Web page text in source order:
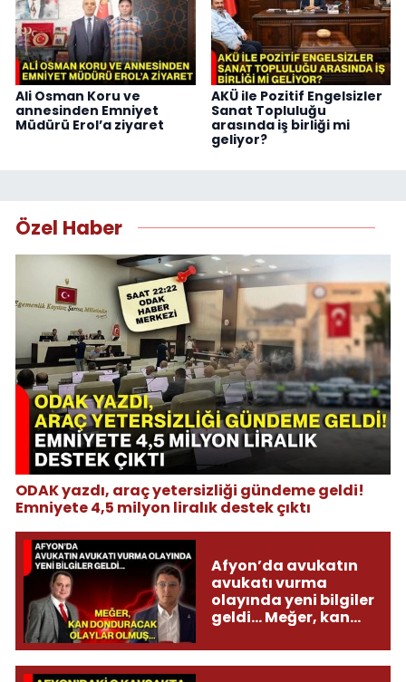
Ali Osman Koru ve
annesinden Emniyet
Müdürü Erol’a ziyaret
AKÜ ile Pozitif Engelsizler
Sanat Topluluğu
arasında iş birliği mi
geliyor?
Özel Haber
ODAK yazdı, araç yetersizliği gündeme geldi!
Emniyete 4,5 milyon liralık destek çıktı
Afyon’da avukatın
avukatı vurma
olayında yeni bilgiler
geldi... Meğer, kan
olmuş...